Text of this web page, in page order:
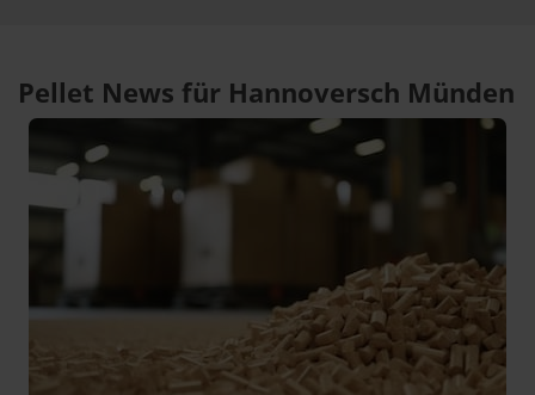
Pellet News für Hannoversch Münden